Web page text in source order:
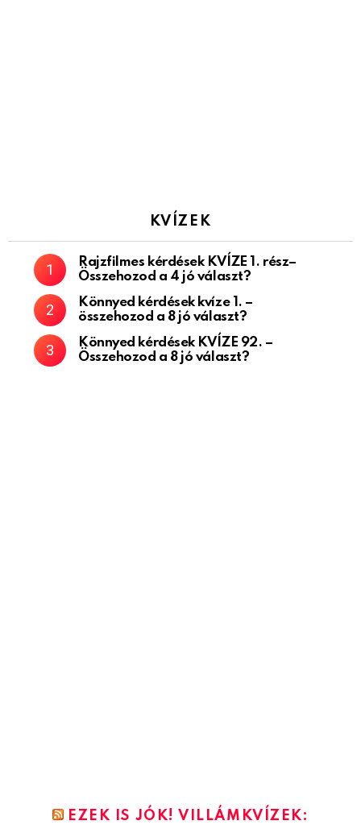
KVÍZEK
Rajzfilmes kérdések KVÍZE 1. rész–
Összehozod a 4 jó választ?
Könnyed kérdések kvíze 1. –
összehozod a 8 jó választ?
Könnyed kérdések KVÍZE 92. –
Összehozod a 8 jó választ?
EZEK IS JÓK! VILLÁMKVÍZEK: